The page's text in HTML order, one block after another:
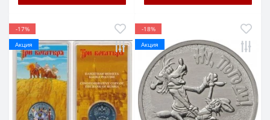
-17%
Акция
-18%
Акция